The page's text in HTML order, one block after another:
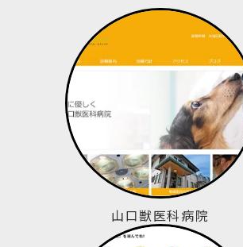
山口獣医科病院